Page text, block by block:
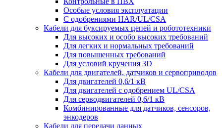
Особые условия эксплуатации
С одобрениями HAR/UL/CSA
Кабели для буксируемых цепей и робототехники
Для высоких и особо высоких требований
Для легких и нормальных требований
Для повышенных требований
Для условий кручения 3D
Кабели для двигателей, датчиков и сервоприводов
Для двигателей 0,6/1 кВ
Для двигателей с одобрением UL/CSA
Для серводвигателей 0,6/1 кВ
Комбинированные для датчиков, cенсоров,
энкодеров
Кабели для передачи данных